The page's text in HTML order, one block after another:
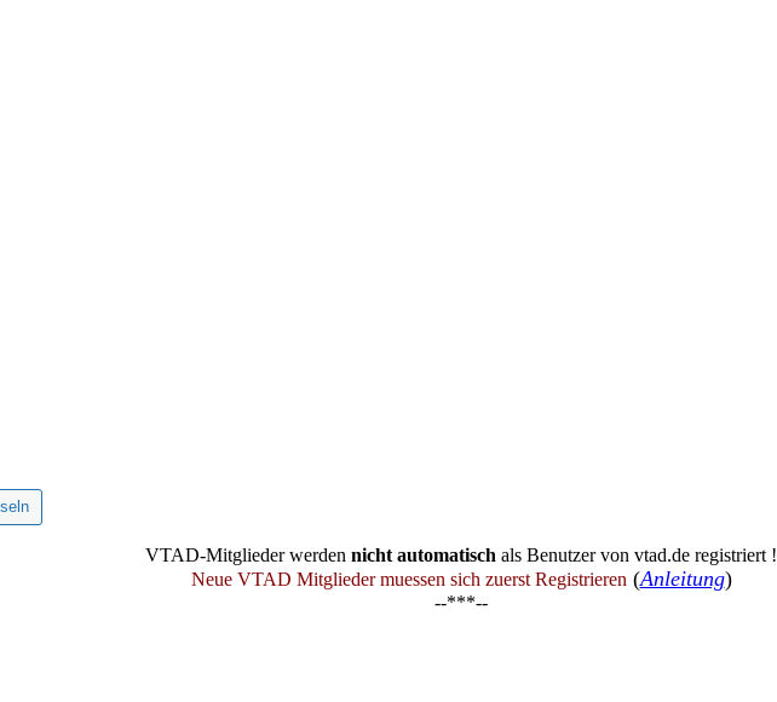
VTAD-Mitglieder werden nicht automatisch als Benutzer von vtad.de registriert !
Neue VTAD Mitglieder muessen sich zuerst Registrieren(Anleitung)
--***--